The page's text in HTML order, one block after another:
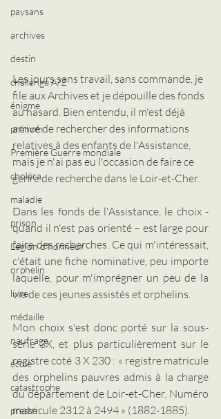
paysans
archives
destin
challenge A/Z
énigme
prénom
Première Guerre mondiale
choléra
maladie
prison
Légion d'honneur
orphelin
livre
médaille
naufrage
école
catastrophe
presse
Les jours sans travail, sans commande, je
file aux Archives et je dépouille des fonds
au hasard. Bien entendu, il m'est déjà
arrivé de rechercher des informations
relatives à des enfants de l'Assistance,
mais je n'ai pas eu l'occasion de faire ce
genre de recherche dans le Loir-et-Cher.
Dans les fonds de l'Assistance, le choix -
quand il n'est pas orienté – est large pour
faire des recherches. Ce qui m'intéressait,
c'était une fiche nominative, peu importe
laquelle, pour m'imprégner un peu de la
vie de ces jeunes assistés et orphelins.
Mon choix s'est donc porté sur la sous-
série 3X, et plus particulièrement sur le
registre coté 3 X 230 : « registre matricule
des orphelins pauvres admis à la charge
du département de Loir-et-Cher. Numéro
matricule 2312 à 2494 » (1882-1885).